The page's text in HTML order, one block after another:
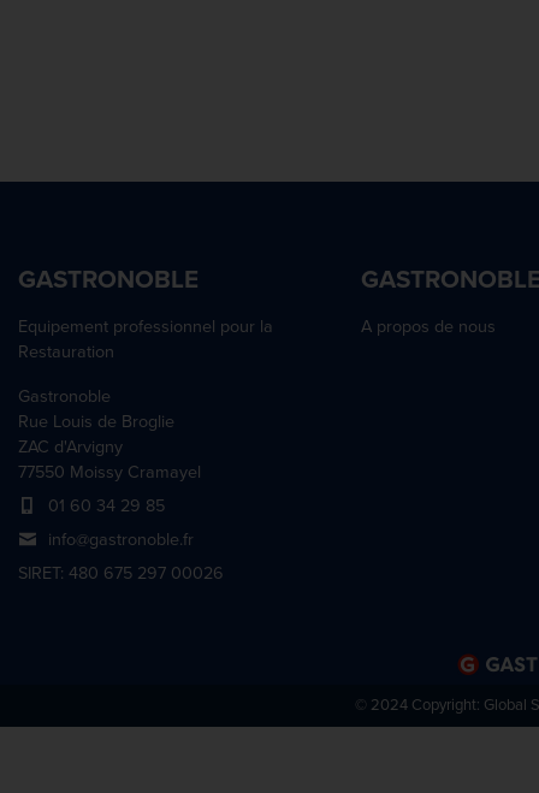
GASTRONOBLE
Equipement professionnel pour la
Restauration
Gastronoble
Rue Louis de Broglie
ZAC d'Arvigny
77550 Moissy Cramayel
01 60 34 29 85
info@gastronoble.fr
SIRET: 480 675 297 00026
A propos de nous
© 2024 Copyright: Global